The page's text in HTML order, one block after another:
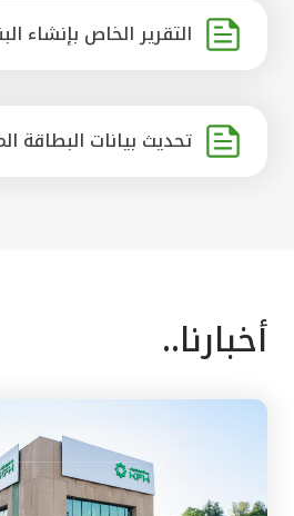
التقرير الخاص بإنشاء
تحديث بيانات البطاقة
أخبارنا..